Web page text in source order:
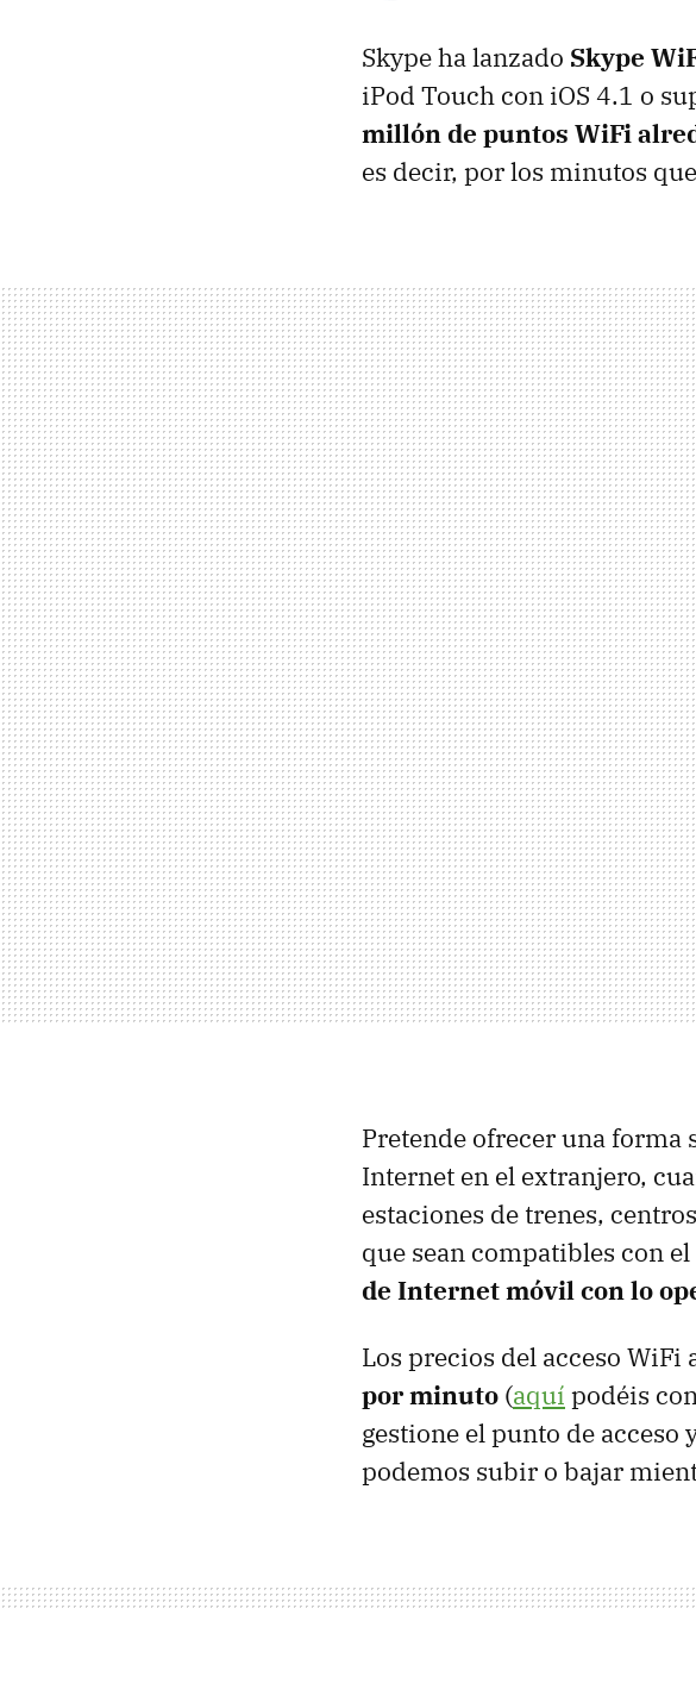
Skype ha lanzado Skype
iPod Touch con iOS 4.1 o
millón de puntos WiFi
es decir, por los minutos
Pretende ofrecer una forma
Internet en el extranjero,
estaciones de trenes,
que sean compatibles con
de Internet móvil con lo
Los precios del acceso WiFi
por minuto (aquí podéis
gestione el punto de
podemos subir o bajar